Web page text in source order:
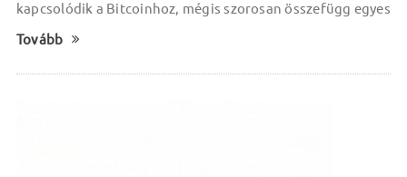
kapcsolódik a Bitcoinhoz, mégis szorosan összefügg egyes
Tovább